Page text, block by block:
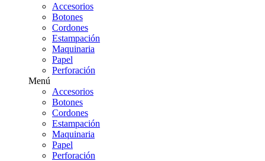
Accesorios
Botones
Cordones
Estampación
Maquinaria
Papel
Perforación
Menú
Accesorios
Botones
Cordones
Estampación
Maquinaria
Papel
Perforación